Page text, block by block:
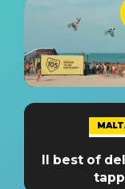
Il best of